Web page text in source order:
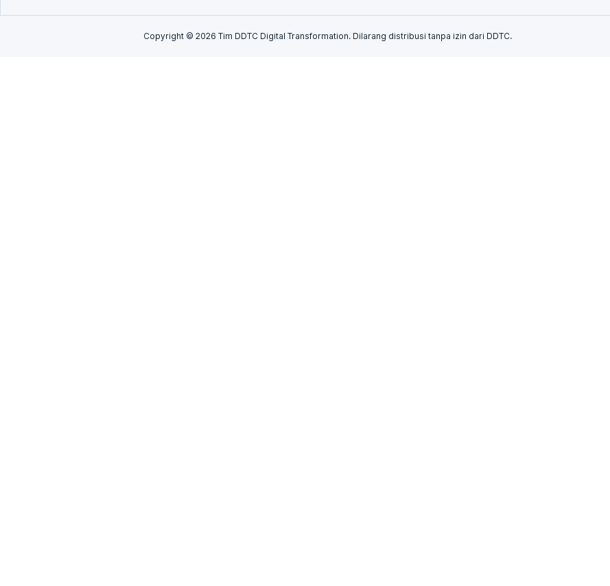
Copyright © 2026 Tim DDTC Digital Transformation. Dilarang distribusi tanpa izin dari DDTC.